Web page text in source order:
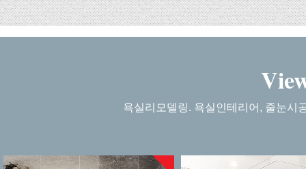
욕실리모델링. 욕실인테리어, 줄눈시